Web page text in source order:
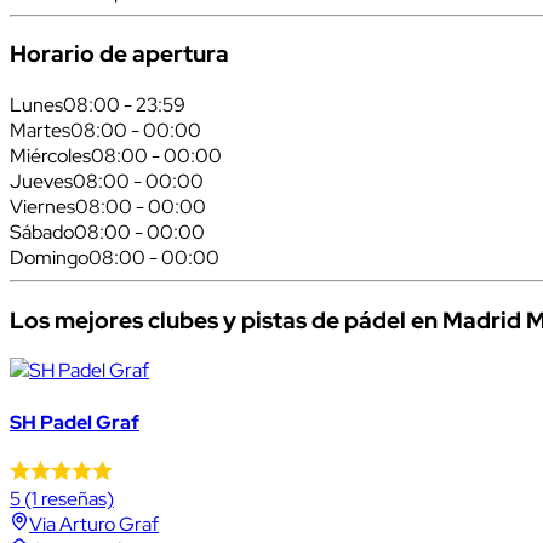
Horario de apertura
Lunes08:00 - 23:59
Martes08:00 - 00:00
Miércoles08:00 - 00:00
Jueves08:00 - 00:00
Viernes08:00 - 00:00
Sábado08:00 - 00:00
Domingo08:00 - 00:00
Los mejores clubes y pistas de pádel en Madrid
SH Padel Graf
5(1 reseñas)
Via Arturo Graf